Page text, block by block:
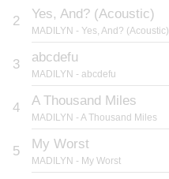
2 Yes, And? (Acoustic)
MADILYN - Yes, And? (Acoustic)
3 abcdefu
MADILYN - abcdefu
4 A Thousand Miles
MADILYN - A Thousand Miles
5 My Worst
MADILYN - My Worst